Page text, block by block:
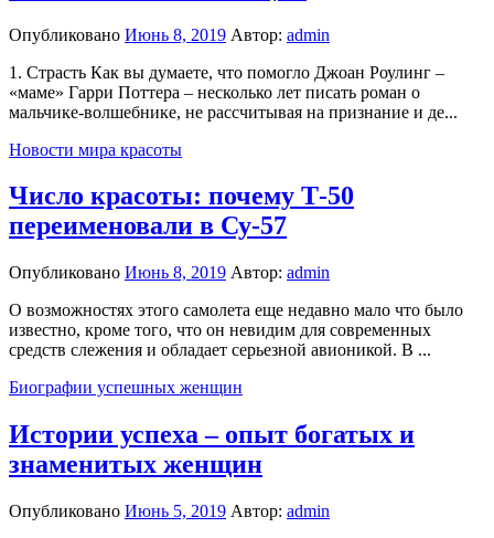
Опубликовано Июнь 8, 2019 Автор: admin
1. Страсть Как вы думаете, что помогло Джоан Роулинг –
«маме» Гарри Поттера – несколько лет писать роман о
мальчике-волшебнике, не рассчитывая на признание и де...
Новости мира красоты
Число красоты: почему Т-50
переименовали в Су-57
Опубликовано Июнь 8, 2019 Автор: admin
О возможностях этого самолета еще недавно мало что было
известно, кроме того, что он невидим для современных
средств слежения и обладает серьезной авионикой. В ...
Биографии успешных женщин
Истории успеха – опыт богатых и
знаменитых женщин
Опубликовано Июнь 5, 2019 Автор: admin